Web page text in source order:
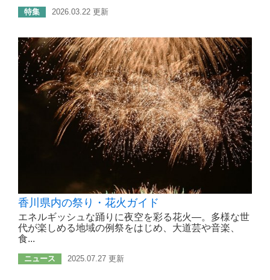
特集 2026.03.22 更新
香川県内の祭り・花火ガイド
エネルギッシュな踊りに夜空を彩る花火―。多様な世
代が楽しめる地域の例祭をはじめ、大道芸や音楽、
食...
ニュース 2025.07.27 更新